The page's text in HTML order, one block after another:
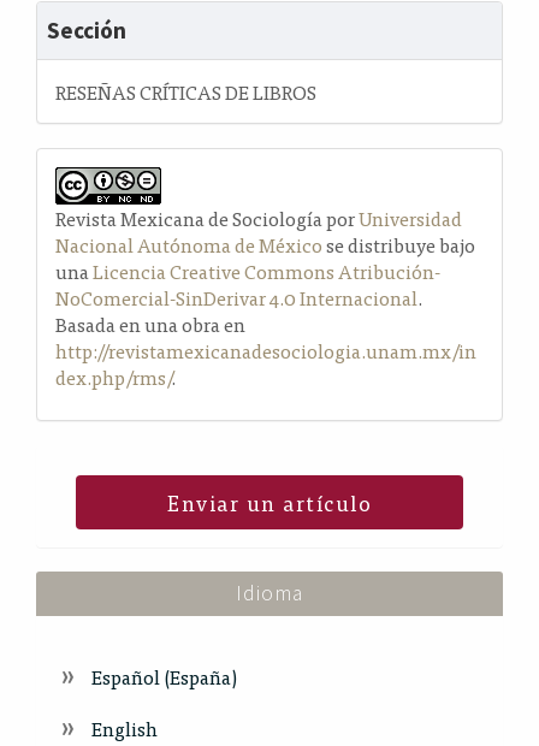
Sección
RESEÑAS CRÍTICAS DE LIBROS
Revista Mexicana de Sociología porUniversidad
Nacional Autónoma de Méxicose distribuye bajo
unaLicencia Creative Commons Atribución-
NoComercial-SinDerivar 4.0 Internacional.
Basada en una obra en
http://revistamexicanadesociologia.unam.mx/in
dex.php/rms/.
Enviar un artículo
Idioma
Español (España)
English